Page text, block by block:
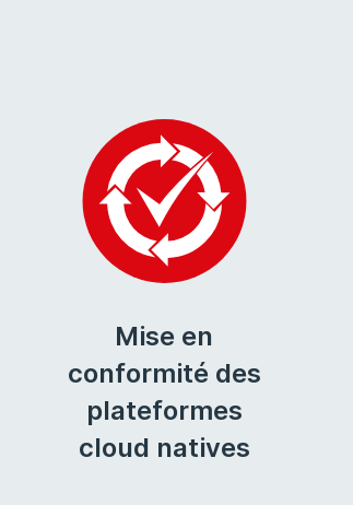
Mise en
conformité des
plateformes
cloud natives